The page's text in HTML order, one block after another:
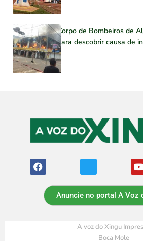
Corpo de Bombeiros de
para descobrir causa de
Anuncie no portal A Voz
A voz do Xingu
Boca Mole